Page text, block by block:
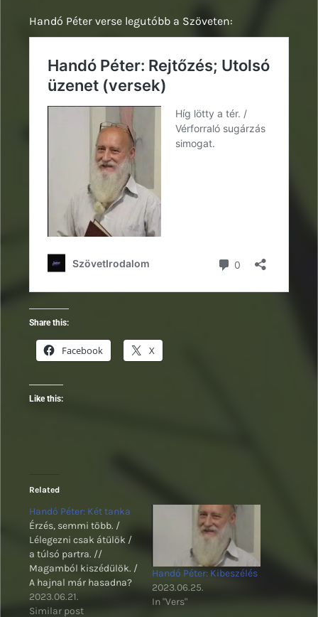
Handó Péter verse legutóbb a Szöveten:
Share this:
Facebook X
Like this:
Related
Handó Péter: Két tanka
Érzés, semmi több. /
Lélegezni csak átülök /
a túlsó partra. //
Magamból kiszédülök. /
A hajnal már hasadna?
2023.06.21.
Similar post
Handó Péter: Kibeszélés
2023.06.25.
In "Vers"